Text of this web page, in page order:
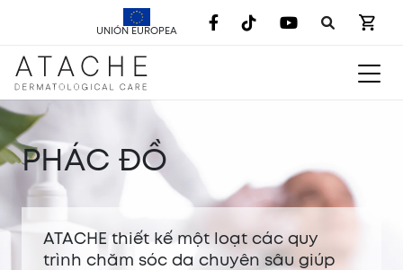
UNIÓN EUROPEA
PHÁC ĐỒ
ATACHE thiết kế một loạt các quy
trình chăm sóc da chuyên sâu giúp